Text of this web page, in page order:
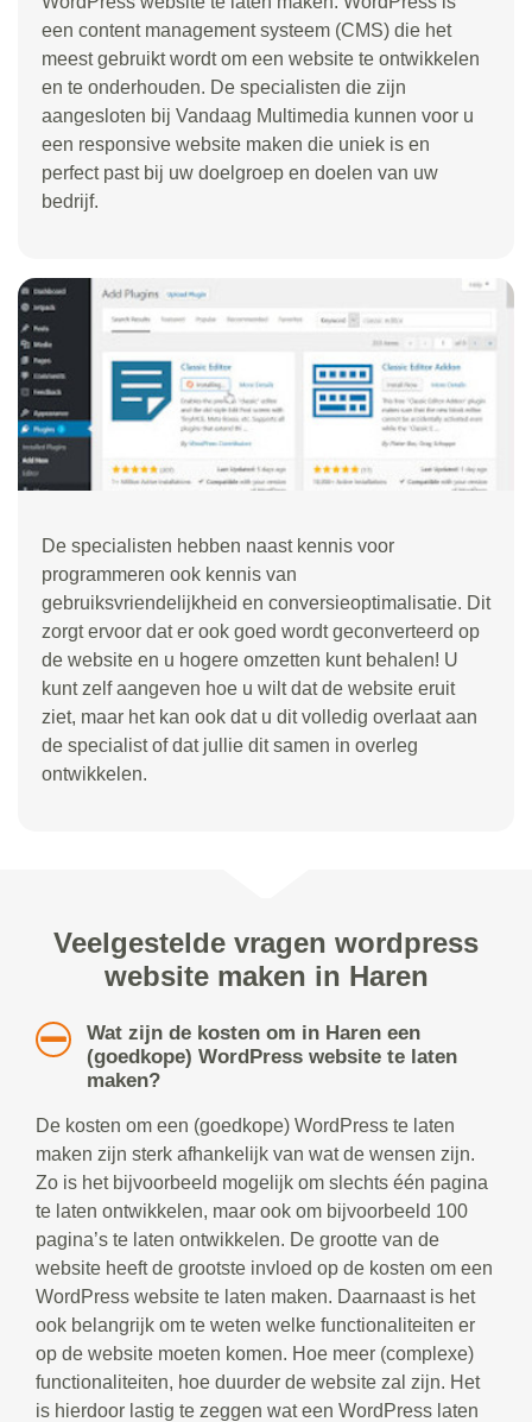
een content management systeem (CMS) die het
meest gebruikt wordt om een website te ontwikkelen
en te onderhouden. De specialisten die zijn
aangesloten bij Vandaag Multimedia kunnen voor u
een responsive website maken die uniek is en
perfect past bij uw doelgroep en doelen van uw
bedrijf.
De specialisten hebben naast kennis voor
programmeren ook kennis van
gebruiksvriendelijkheid en conversieoptimalisatie. Dit
zorgt ervoor dat er ook goed wordt geconverteerd op
de website en u hogere omzetten kunt behalen! U
kunt zelf aangeven hoe u wilt dat de website eruit
ziet, maar het kan ook dat u dit volledig overlaat aan
de specialist of dat jullie dit samen in overleg
ontwikkelen.
Veelgestelde vragen wordpress
website maken in Haren
Wat zijn de kosten om in Haren een
(goedkope) WordPress website te laten
maken?
De kosten om een (goedkope) WordPress te laten
maken zijn sterk afhankelijk van wat de wensen zijn.
Zo is het bijvoorbeeld mogelijk om slechts één pagina
te laten ontwikkelen, maar ook om bijvoorbeeld 100
pagina’s te laten ontwikkelen. De grootte van de
website heeft de grootste invloed op de kosten om een
WordPress website te laten maken. Daarnaast is het
ook belangrijk om te weten welke functionaliteiten er
op de website moeten komen. Hoe meer (complexe)
functionaliteiten, hoe duurder de website zal zijn. Het
is hierdoor lastig te zeggen wat een WordPress laten